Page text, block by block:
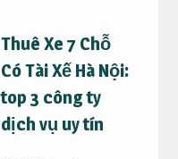
Thuê Xe 7 Chỗ
Có Tài Xế Hà Nội:
top 3 công ty
dịch vụ uy tín